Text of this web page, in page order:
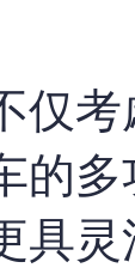
考
的
具